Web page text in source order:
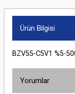
Ürün Bilgisi
BZV55-C5V1 %5-
Yorumlar